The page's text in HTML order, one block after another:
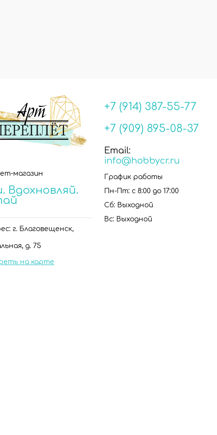
магазин
Вдохновляй.
г. Благовещенск,
д. 75
на карте
+7 (914) 387-55-77
+7 (909) 895-08-37
Email:
info@hobbycr.ru
График работы
Пн-Пт: с 8:00 до 17:00
Сб: Выходной
Вс: Выходной